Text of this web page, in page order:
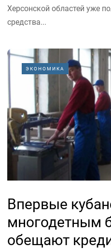
Херсонской областей уже
средства...
ЭКОНОМИКА
Впервые
многодетным
обещают